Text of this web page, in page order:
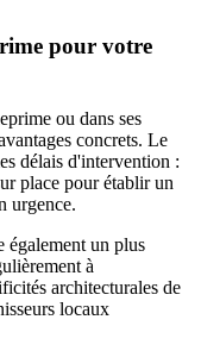
pour votre
ou dans ses
concrets. Le
délais d'intervention :
place pour établir un
urgence.
également un plus
à
architecturales de
locaux